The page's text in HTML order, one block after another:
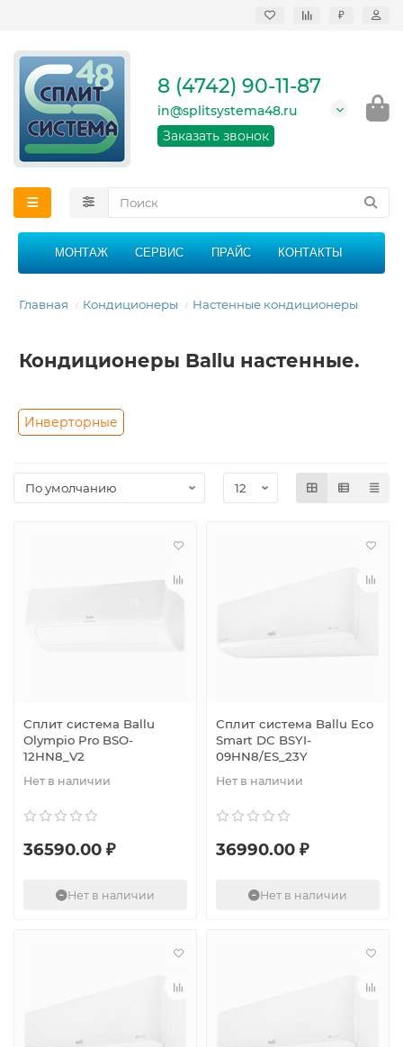
₽
кондиционеров в
области
График работы: 9:00 -
21:00 без перерыва и
8 (4742) 90-11-87
in@splitsystema48.ru
Заказать звонок
МОНТАЖ СЕРВИС ПРАЙС КОНТАКТЫ
Главная Кондиционеры Настенные кондиционеры
Кондиционеры Ballu настенные.
Инверторные
Сплит система Ballu
Olympio Pro BSO-
12HN8_V2
Нет в наличии
36590.00 ₽
Нет в наличии
Сплит система Ballu Eco
Smart DC BSYI-
09HN8/ES_23Y
Нет в наличии
36990.00 ₽
Нет в наличии